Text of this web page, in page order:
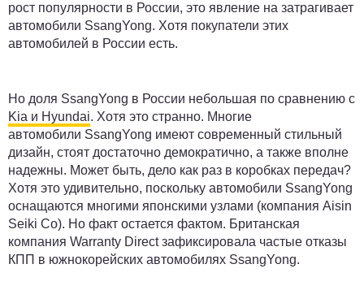
рост популярности в России, это явление на затрагивает
автомобили SsangYong. Хотя покупатели этих
автомобилей в России есть.
Но доля SsangYong в России небольшая по сравнению с
Kia и Hyundai. Хотя это странно. Многие
автомобили SsangYong имеют современный стильный
дизайн, стоят достаточно демократично, а также вполне
надежны. Может быть, дело как раз в коробках передач?
Хотя это удивительно, поскольку автомобили SsangYong
оснащаются многими японскими узлами (компания Aisin
Seiki Co). Но факт остается фактом. Британская
компания Warranty Direct зафиксировала частые отказы
КПП в южнокорейских автомобилях SsangYong.